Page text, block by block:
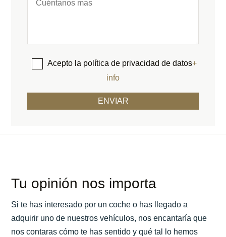
Acepto la política de privacidad de datos+
info
Tu opinión nos importa
Si te has interesado por un coche o has llegado a
adquirir uno de nuestros vehículos, nos encantaría que
nos contaras cómo te has sentido y qué tal lo hemos